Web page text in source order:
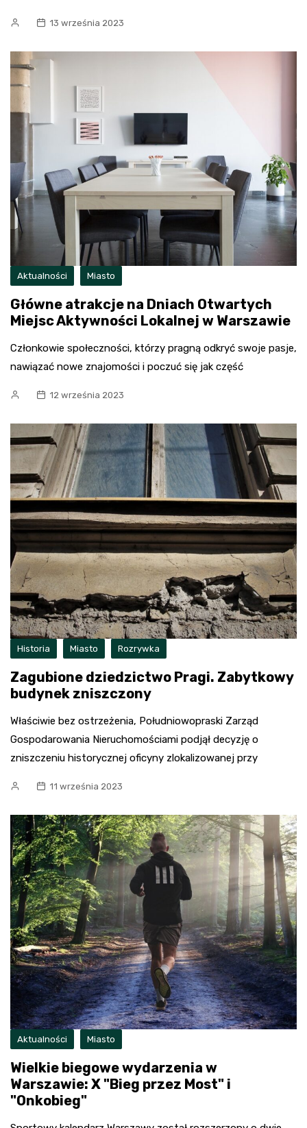
13 września 2023
Aktualności Miasto
Główne atrakcje na Dniach Otwartych
Miejsc Aktywności Lokalnej w Warszawie
Członkowie społeczności, którzy pragną odkryć swoje pasje,
nawiązać nowe znajomości i poczuć się jak część
12 września 2023
Historia Miasto Rozrywka
Zagubione dziedzictwo Pragi. Zabytkowy
budynek zniszczony
Właściwie bez ostrzeżenia, Południowopraski Zarząd
Gospodarowania Nieruchomościami podjął decyzję o
zniszczeniu historycznej oficyny zlokalizowanej przy
11 września 2023
Aktualności Miasto
Wielkie biegowe wydarzenia w
Warszawie: X "Bieg przez Most" i
"Onkobieg"